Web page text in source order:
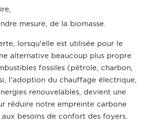
mesure, de la biomasse.
lorsqu'elle est utilisée pour le
alternative beaucoup plus propre
fossiles (pétrole, charbon,
l'adoption du chauffage électrique,
renouvelables, devient une
réduire notre empreinte carbone
besoins de confort des foyers.